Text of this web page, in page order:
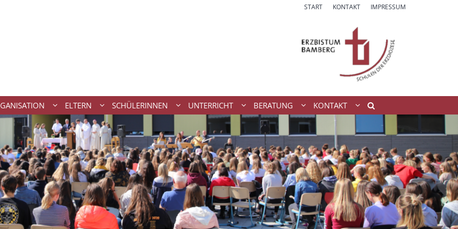
START KONTAKT IMPRESSUM
ELTERN SCHÜLERINNEN UNTERRICHT BERATUNG KONTAKT